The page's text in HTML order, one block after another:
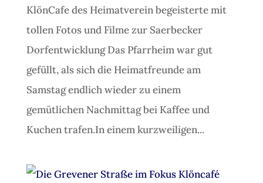
KlönCafe des Heimatverein begeisterte mit
tollen Fotos und Filme zur Saerbecker
Dorfentwicklung Das Pfarrheim war gut
gefüllt, als sich die Heimatfreunde am
Samstag endlich wieder zu einem
gemütlichen Nachmittag bei Kaffee und
Kuchen trafen.In einem kurzweiligen...